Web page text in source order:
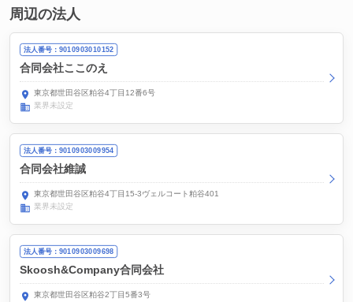
周辺の法人
法人番号：9010903010152
合同会社ここのえ
東京都世田谷区粕谷4丁目12番6号
業界未設定
法人番号：9010903009954
合同会社維誠
東京都世田谷区粕谷4丁目15-3ヴェルコート粕谷401
業界未設定
法人番号：9010903009698
Skoosh&Company合同会社
東京都世田谷区粕谷2丁目5番3号